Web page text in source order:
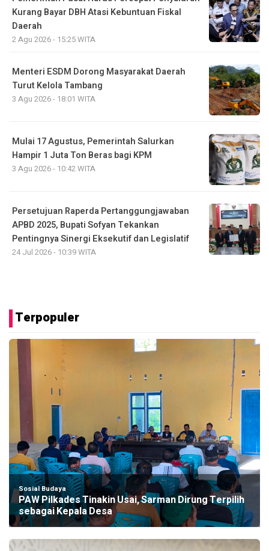
Kurang Bayar DBH Atasi Kebuntuan Fiskal
Daerah
2 Agu 2026 - 15:25 WITA
Menteri ESDM Dorong Masyarakat Daerah
Turut Kelola Tambang
3 Agu 2026 - 18:01 WITA
Mulai 17 Agustus, Pemerintah Salurkan
Hampir 1 Juta Ton Beras bagi KPM
3 Agu 2026 - 10:42 WITA
Persetujuan Raperda Pertanggungjawaban
APBD 2025, Bupati Sofyan Tekankan
Pentingnya Sinergi Eksekutif dan Legislatif
24 Jul 2026 - 10:39 WITA
Terpopuler
Sosial Budaya
PAW Pilkades Tinakin Usai, Sarman Dirung Terpilih
sebagai Kepala Desa